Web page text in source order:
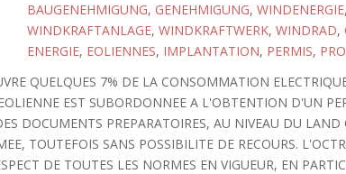
BAUGENEHMIGUNG, GENEHMIGUNG, WINDENERGIE,
WINDKRAFTANLAGE, WINDKRAFTWERK, WINDRAD,
ENERGIE, EOLIENNES, IMPLANTATION, PERMIS,
QUELQUES 7% DE LA CONSOMMATION
EST SUBORDONNEE A L'OBTENTION D'UN
DOCUMENTS PREPARATOIRES, AU NIVEAU DU
TOUTEFOIS SANS POSSIBILITE DE RECOURS.
DE TOUTES LES NORMES EN VIGUEUR, EN